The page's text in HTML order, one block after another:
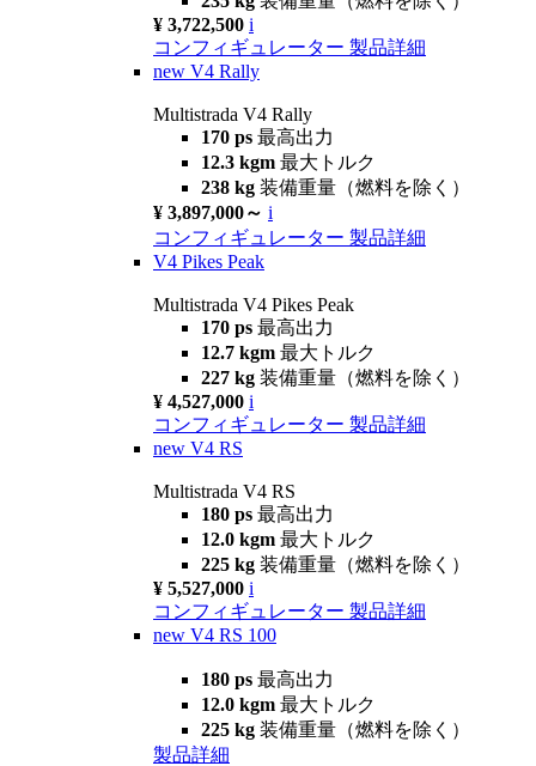
¥ 3,722,500 i
コンフィギュレーター 製品詳細
new V4 Rally
Multistrada V4 Rally
170 ps 最高出力
12.3 kgm 最大トルク
238 kg 装備重量（燃料を除く）
¥ 3,897,000～ i
コンフィギュレーター 製品詳細
V4 Pikes Peak
Multistrada V4 Pikes Peak
170 ps 最高出力
12.7 kgm 最大トルク
227 kg 装備重量（燃料を除く）
¥ 4,527,000 i
コンフィギュレーター 製品詳細
new V4 RS
Multistrada V4 RS
180 ps 最高出力
12.0 kgm 最大トルク
225 kg 装備重量（燃料を除く）
¥ 5,527,000 i
コンフィギュレーター 製品詳細
new V4 RS 100
180 ps 最高出力
12.0 kgm 最大トルク
225 kg 装備重量（燃料を除く）
製品詳細